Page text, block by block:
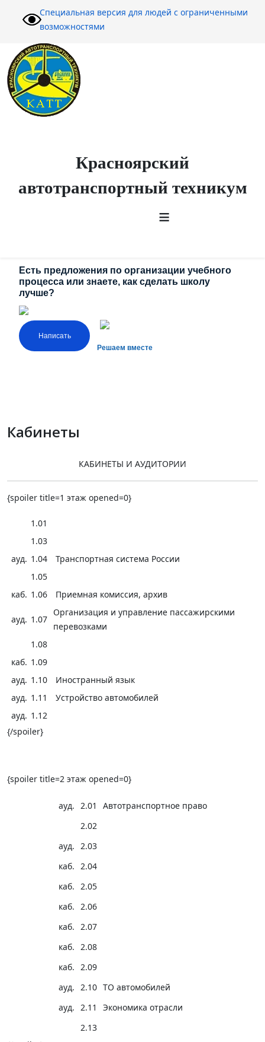
Специальная версия для людей с ограниченными
возможностями
Красноярский
автотранспортный техникум
≡
Есть предложения по организации учебного
процесса или знаете, как сделать школу
лучше?
Написать
Решаем вместе
Кабинеты
КАБИНЕТЫ И АУДИТОРИИ
{spoiler title=1 этаж opened=0}
1.01
1.03
ауд. 1.04
Транспортная система России
1.05
каб. 1.06 Приемная комиссия, архив
ауд. 1.07
Организация и управление пассажирскими
перевозками
1.08
каб. 1.09
ауд. 1.10
Иностранный язык
ауд. 1.11
Устройство автомобилей
ауд. 1.12
{/spoiler}
{spoiler title=2 этаж opened=0}
ауд. 2.01
Автотранспортное право
2.02
ауд. 2.03
каб. 2.04
каб. 2.05
каб. 2.06
каб. 2.07
каб. 2.08
каб. 2.09
ауд. 2.10 ТО автомобилей
ауд. 2.11
Экономика отрасли
2.13